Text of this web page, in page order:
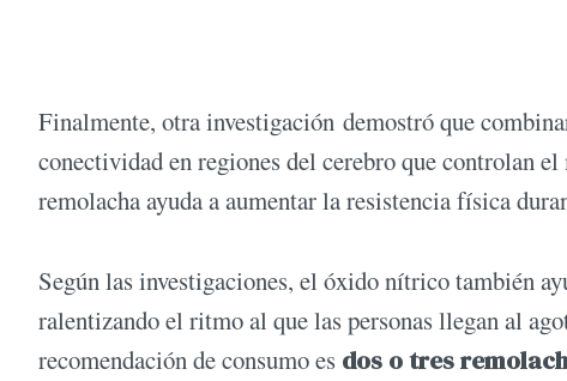
Finalmente, otra investigación demostró que
conectividad en regiones del cerebro que controlan
remolacha ayuda a aumentar la resistencia física
Según las investigaciones, el óxido nítrico también
ralentizando el ritmo al que las personas llegan al
recomendación de consumo es dos o tres